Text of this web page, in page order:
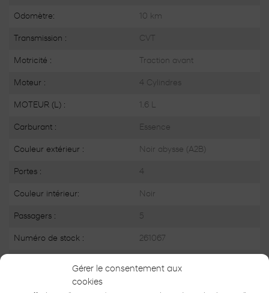
Gérer le consentement aux
cookies
Odomètre: 10 km
Transmission : CVT
Motricité : Traction avant
Moteur : 4 Cylindres
MOTEUR (L) : 1.6 L
Carburant : Essence
Couleur extérieur : Noir abysse (A2B)
Portes : 4
Couleur intérieur: Noir
Passagers : 5
Numéro de stock : 261067